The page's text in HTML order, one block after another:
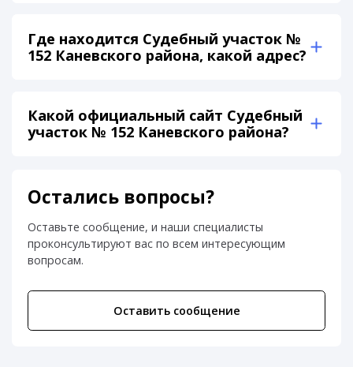
Где находится Судебный участок №
152 Каневского района, какой адрес?
Какой официальный сайт Судебный
участок № 152 Каневского района?
Остались вопросы?
Оставьте сообщение, и наши специалисты
проконсультируют вас по всем интересующим
вопросам.
Оставить сообщение